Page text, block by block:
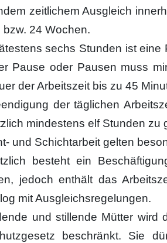
zeit­li­chem Aus­gleich
bzw. 24 Wochen.
sechs Stun­den ist eine
Pau­se oder Pau­sen muss
der Arbeits­zeit bis zu 45
der täg­li­chen
min­des­tens elf Stun­den zu
und Schicht­ar­beit gel­ten
besteht ein
jedoch ent­hält das
mit Aus­gleichs­re­ge­lun­gen.
und stil­len­de Müt­ter wird
beschränkt. Sie